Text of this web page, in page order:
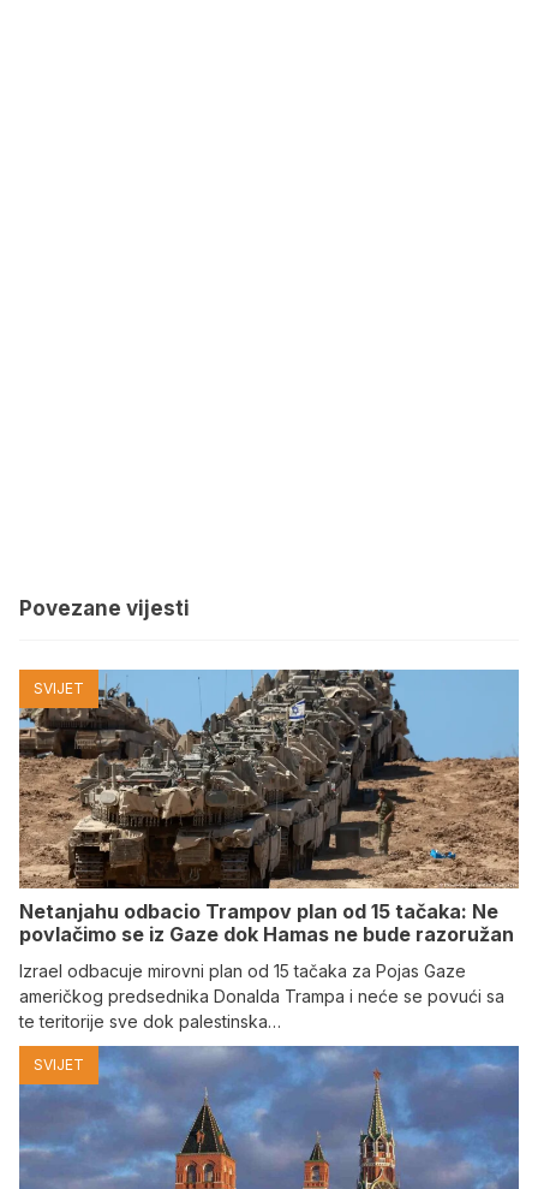
Povezane vijesti
SVIJET
Netanjahu odbacio Trampov plan od 15 tačaka: Ne
povlačimo se iz Gaze dok Hamas ne bude razoružan
Izrael odbacuje mirovni plan od 15 tačaka za Pojas Gaze
američkog predsednika Donalda Trampa i neće se povući sa
te teritorije sve dok palestinska…
SVIJET